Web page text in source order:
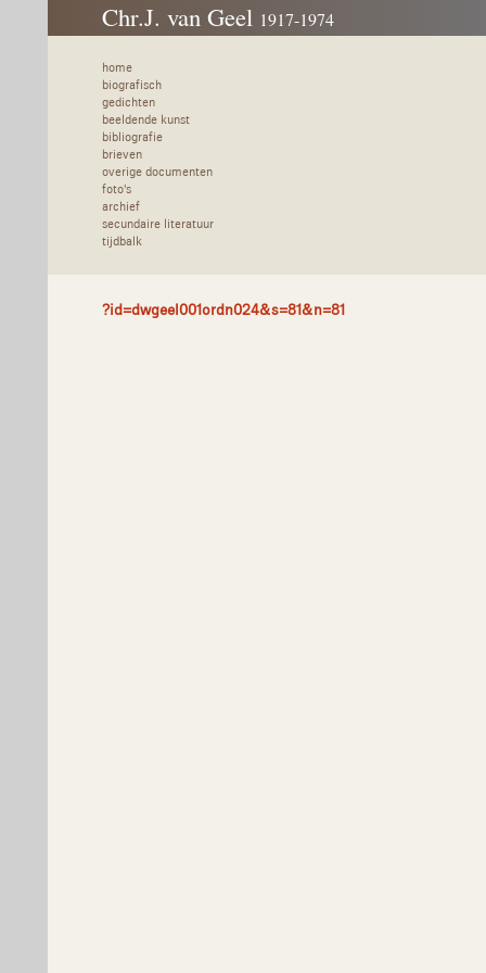
Chr.J. van Geel 1917-1974
home
biografisch
gedichten
beeldende kunst
bibliografie
brieven
overige documenten
foto's
archief
secundaire literatuur
tijdbalk
?id=dwgeel001ordn024&s=81&n=81